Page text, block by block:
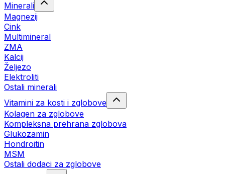
Minerali
Magnezij
Cink
Multimineral
ZMA
Kalcij
Željezo
Elektroliti
Ostali minerali
Vitamini za kosti i zglobove
Kolagen za zglobove
Kompleksna prehrana zglobova
Glukozamin
Hondroitin
MSM
Ostali dodaci za zglobove